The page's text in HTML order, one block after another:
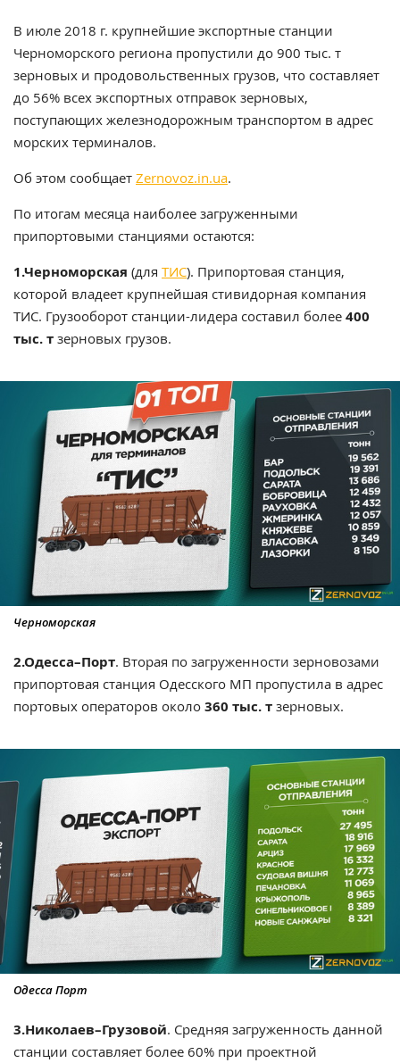
В июле 2018 г. крупнейшие экспортные станции
Черноморского региона пропустили до 900 тыс. т
зерновых и продовольственных грузов, что составляет
до 56% всех экспортных отправок зерновых,
поступающих железнодорожным транспортом в адрес
морских терминалов.
Об этом сообщает Zernovoz.in.ua.
По итогам месяца наиболее загруженными
припортовыми станциями остаются:
1.Черноморская (для ТИС). Припортовая станция,
которой владеет крупнейшая стивидорная компания
ТИС. Грузооборот станции-лидера составил более 400
тыс. т зерновых грузов.
Черноморская
2.Одесса–Порт. Вторая по загруженности зерновозами
припортовая станция Одесского МП пропустила в адрес
портовых операторов около 360 тыс. т зерновых.
Одесса Порт
3.Николаев–Грузовой. Средняя загруженность данной
станции составляет более 60% при проектной